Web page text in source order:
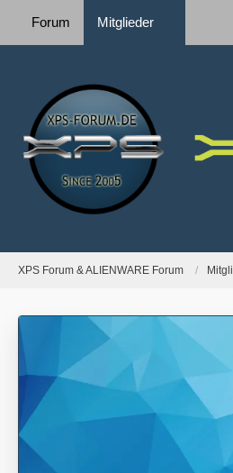
Forum Mitglieder
XPS Forum & ALIENWARE Forum